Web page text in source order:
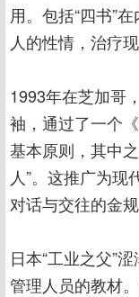
用。包括“四书”
人的性情，治疗
1993年在芝加哥
袖，通过了一个
基本原则，其中
人”。这推广为
对话与交往的金规
日本“工业之父”
管理人员的教材